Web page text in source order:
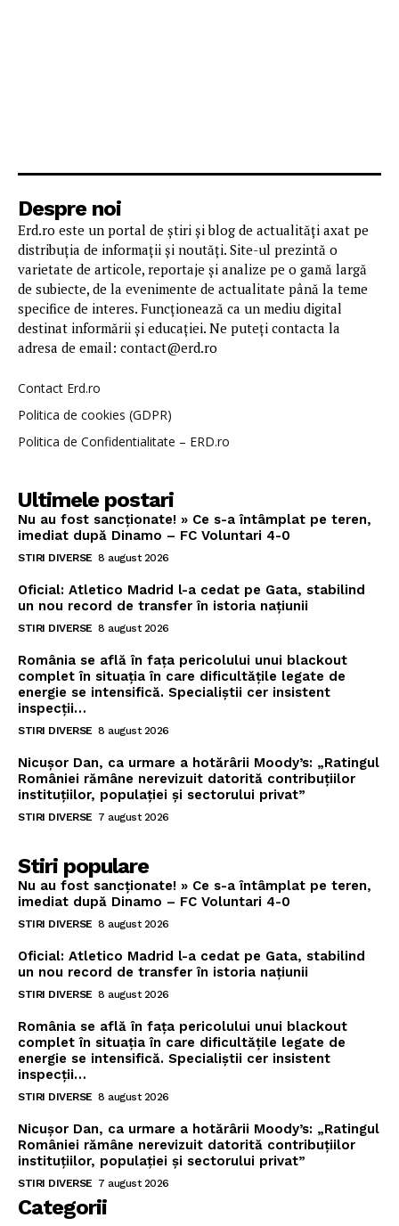
Despre noi
Erd.ro este un portal de știri și blog de actualități axat pe
distribuția de informații și noutăți. Site-ul prezintă o
varietate de articole, reportaje și analize pe o gamă largă
de subiecte, de la evenimente de actualitate până la teme
specifice de interes. Funcționează ca un mediu digital
destinat informării și educației. Ne puteți contacta la
adresa de email: contact@erd.ro
Contact Erd.ro
Politica de cookies (GDPR)
Politica de Confidentialitate – ERD.ro
Ultimele postari
Nu au fost sancționate! » Ce s-a întâmplat pe teren,
imediat după Dinamo – FC Voluntari 4-0
STIRI DIVERSE 8 august 2026
Oficial: Atletico Madrid l-a cedat pe Gata, stabilind
un nou record de transfer în istoria națiunii
STIRI DIVERSE 8 august 2026
România se află în fața pericolului unui blackout
complet în situația în care dificultățile legate de
energie se intensifică. Specialiștii cer insistent
inspecții…
STIRI DIVERSE 8 august 2026
Nicușor Dan, ca urmare a hotărârii Moody’s: „Ratingul
României rămâne nerevizuit datorită contribuțiilor
instituțiilor, populației și sectorului privat”
STIRI DIVERSE 7 august 2026
Stiri populare
Nu au fost sancționate! » Ce s-a întâmplat pe teren,
imediat după Dinamo – FC Voluntari 4-0
STIRI DIVERSE 8 august 2026
Oficial: Atletico Madrid l-a cedat pe Gata, stabilind
un nou record de transfer în istoria națiunii
STIRI DIVERSE 8 august 2026
România se află în fața pericolului unui blackout
complet în situația în care dificultățile legate de
energie se intensifică. Specialiștii cer insistent
inspecții…
STIRI DIVERSE 8 august 2026
Nicușor Dan, ca urmare a hotărârii Moody’s: „Ratingul
României rămâne nerevizuit datorită contribuțiilor
instituțiilor, populației și sectorului privat”
STIRI DIVERSE 7 august 2026
Categorii